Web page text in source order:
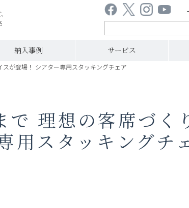
納入事例 サービス
が登場！ シアター専用スタッキングチェア
で 理想の客席づく
用スタッキングチ